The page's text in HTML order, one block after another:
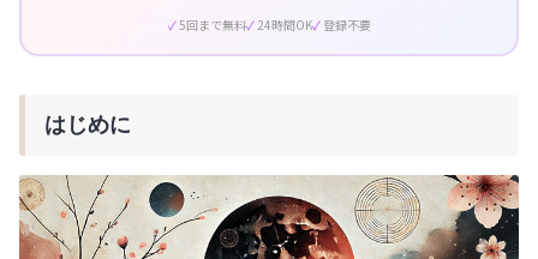
5回まで無料 24時間OK 登録不要
はじめに